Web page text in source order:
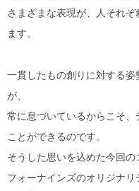
さまざまな表現が、人それ
ます。
一貫したもの創りに対する
が、
常に息づいているからこそ
ことができるのです。
そうした思いを込めた今回の
フォーナインズのオリジナ
MYKITA
OLIVER PEOPLES